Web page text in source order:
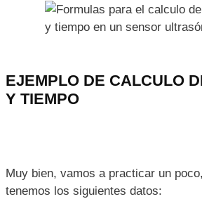
EJEMPLO DE CALCULO
Y TIEMPO
Muy bien, vamos a practicar un
tenemos los siguientes datos: